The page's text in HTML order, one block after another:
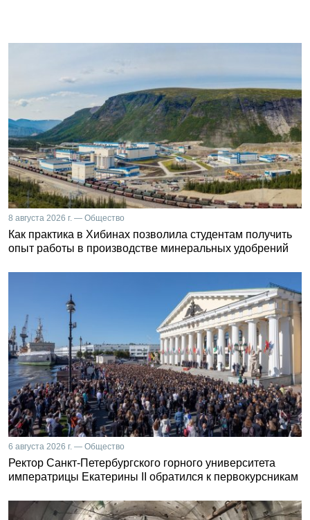
8 августа 2026 г. — Общество
Как практика в Хибинах позволила студентам получить
опыт работы в производстве минеральных удобрений
6 августа 2026 г. — Общество
Ректор Санкт-Петербургского горного университета
императрицы Екатерины II обратился к первокурсникам